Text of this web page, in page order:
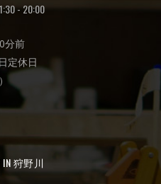
-20:00
分前
定休日
IN 狩野川